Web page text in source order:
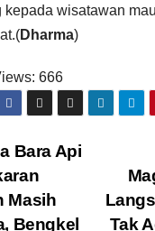
kepada wisatawan
Dharma)
666
Tak
Bara Api
Masih
Bengkel